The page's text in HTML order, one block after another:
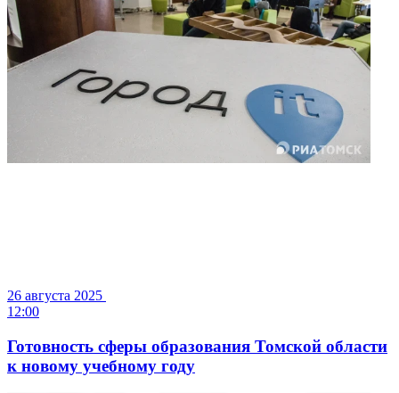
26 августа 2025
12:00
Готовность сферы образования Томской области
к новому учебному году